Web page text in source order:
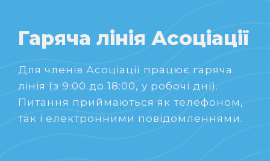
Гаряча лінія Асоціації
Для членів Асоціації працює гаряча
лінія (з 9:00 до 18:00, у робочі дні).
Питання приймаються як телефоном,
так і електронними повідомленнями.